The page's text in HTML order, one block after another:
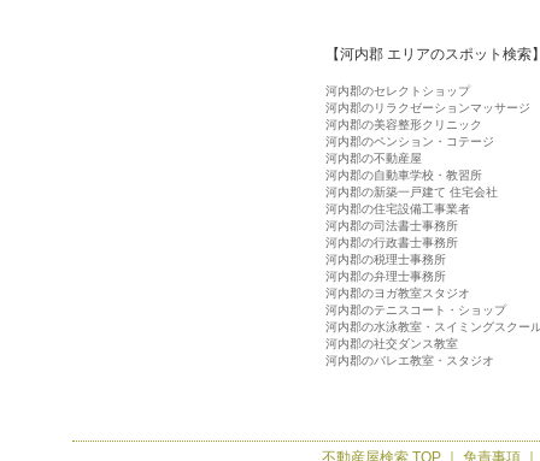
【河内郡 エリアのスポット検索
河内郡のセレクトショップ
河内郡のリラクゼーションマッサージ
河内郡の美容整形クリニック
河内郡のペンション・コテージ
河内郡の不動産屋
河内郡の自動車学校・教習所
河内郡の新築一戸建て 住宅会社
河内郡の住宅設備工事業者
河内郡の司法書士事務所
河内郡の行政書士事務所
河内郡の税理士事務所
河内郡の弁理士事務所
河内郡のヨガ教室スタジオ
河内郡のテニスコート・ショップ
河内郡の水泳教室・スイミングスクー
河内郡の社交ダンス教室
河内郡のバレエ教室・スタジオ
不動産屋検索TOP ｜ 免責事項